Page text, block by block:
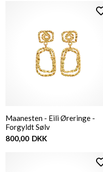
Maanesten - Eili Øreringe -
Forgyldt Sølv
800,00 DKK